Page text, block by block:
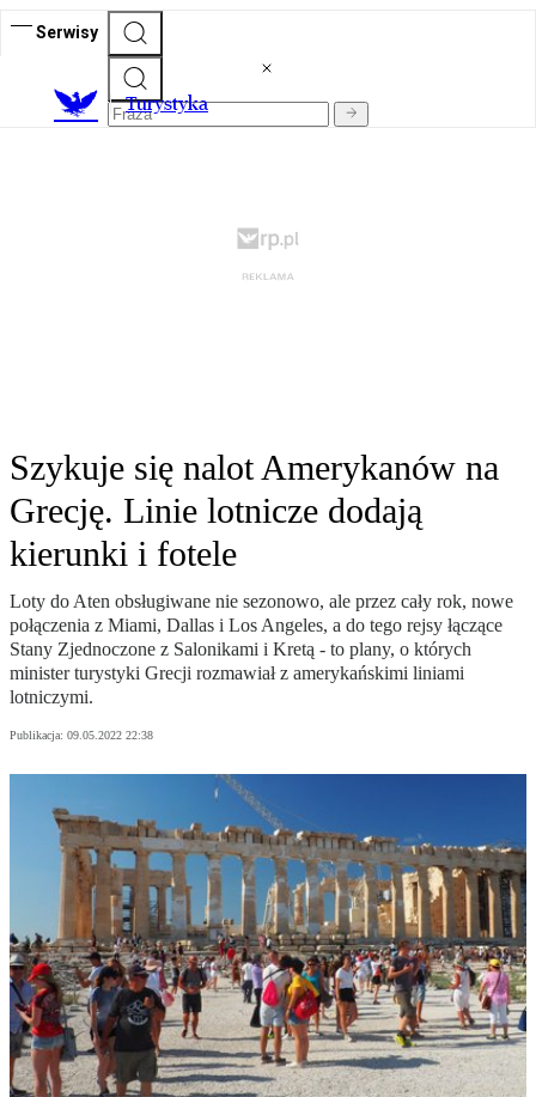
Serwisy
Turystyka
Szykuje się nalot Amerykanów na
Grecję. Linie lotnicze dodają
kierunki i fotele
Loty do Aten obsługiwane nie sezonowo, ale przez cały rok, nowe
połączenia z Miami, Dallas i Los Angeles, a do tego rejsy łączące
Stany Zjednoczone z Salonikami i Kretą - to plany, o których
minister turystyki Grecji rozmawiał z amerykańskimi liniami
lotniczymi.
Publikacja: 09.05.2022 22:38